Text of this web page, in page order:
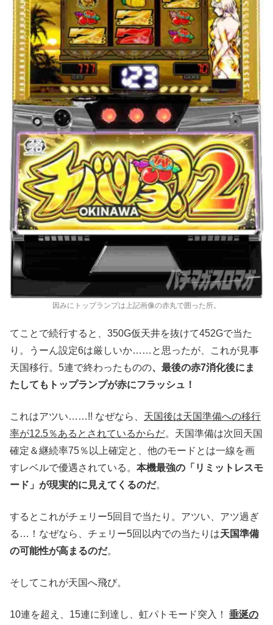
因みにトップランプは上記画像の赤丸で囲った所。
てことで続行すると、350G仮天井を抜けて452Gで当た
り。うーん設定6は厳しいか……と思ったが、これが見事
天国移行。5連で終わったものの、最後の赤7消化後にま
たしてもトップランプが赤にフラッシュ！
これはアツい……!! なぜなら、 天国後は天国準備への移行
率が12.5％あるとされているからだ。天国準備は次回天国
確定＆継続率75％以上確定と、他のモードとは一線を画
すレベルで優遇されている。 本機最強の「リミットレスモ
ード」が現実的に見えてくるのだ。
するとこれがチェリー5回目で当たり。アツい、アツ過ぎ
る…！なぜなら、チェリー5回以内での当たりは天国準備
の可能性が高まるのだ。
そしてこれが天国へ飛び。
10連を超え、15連に到達し、虹パトモード突入！
垂涎の